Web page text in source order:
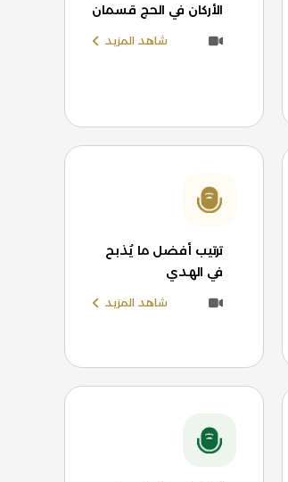
الأركان في الحج قسمان
شاهد المزيد
ترتيب أفضل ما يُذبح
في الهدي
شاهد المزيد